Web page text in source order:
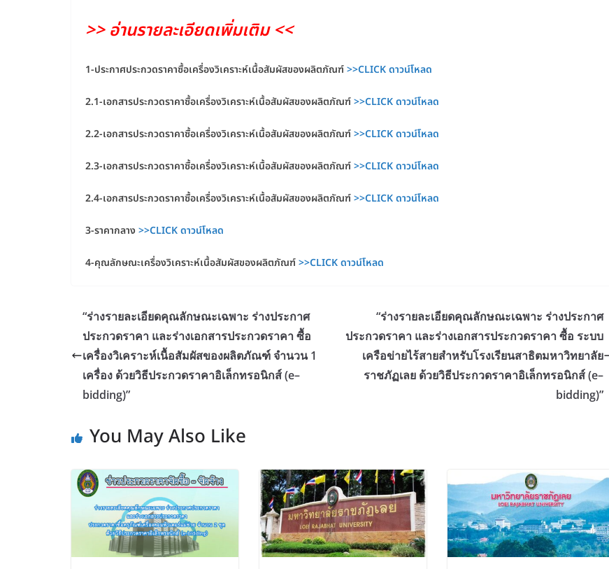
>> อ่านรายละเอียดเพิ่มเติม <<
1-ประกาศประกวดราคาซื้อเครื่องวิเคราะห์เนื้อสัมผัสของผลิตภัณฑ์>>CLICK ดาวน์โหลด
2.1-เอกสารประกวดราคาซื้อเครื่องวิเคราะห์เนื้อสัมผัสของผลิตภัณฑ์>>CLICK ดาวน์โหลด
2.2-เอกสารประกวดราคาซื้อเครื่องวิเคราะห์เนื้อสัมผัสของผลิตภัณฑ์>>CLICK ดาวน์โหลด
2.3-เอกสารประกวดราคาซื้อเครื่องวิเคราะห์เนื้อสัมผัสของผลิตภัณฑ์>>CLICK ดาวน์โหลด
2.4-เอกสารประกวดราคาซื้อเครื่องวิเคราะห์เนื้อสัมผัสของผลิตภัณฑ์>>CLICK ดาวน์โหลด
3-ราคากลาง >>CLICK ดาวน์โหลด
4-คุณลักษณะเครื่องวิเคราะห์เนื้อสัมผัสของผลิตภัณฑ์>>CLICK ดาวน์โหลด
“ร่างรายละเอียดคุณลักษณะเฉพาะ ร่างประกาศ
ประกวดราคา และร่างเอกสารประกวดราคา ซื้อ
เครื่องวิเคราะห์เนื้อสัมผัสของผลิตภัณฑ์ จำนวน 1
เครื่อง ด้วยวิธีประกวดราคาอิเล็กทรอนิกส์ (e–
bidding)”
“ร่างรายละเอียดคุณลักษณะเฉพาะ ร่างประกาศ
ประกวดราคา และร่างเอกสารประกวดราคา ซื้อ ระบบ
เครือข่ายไร้สายสำหรับโรงเรียนสาธิตมหาวิทยาลัย
ราชภัฏเลย ด้วยวิธีประกวดราคาอิเล็กทรอนิกส์ (e–
bidding)”
You May Also Like